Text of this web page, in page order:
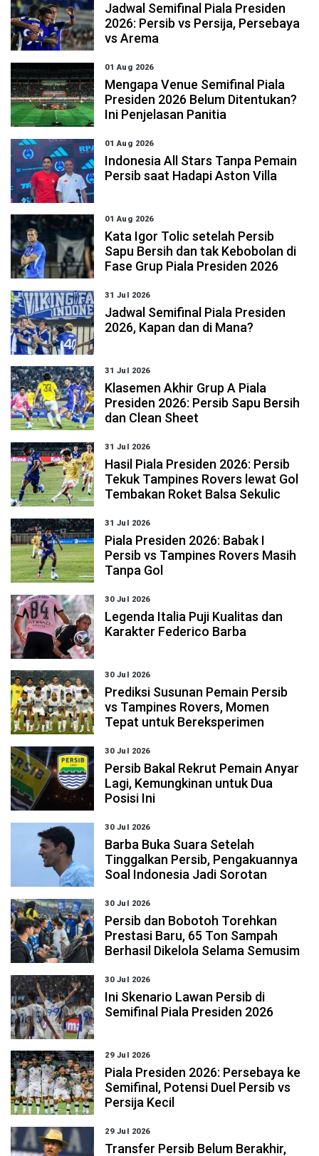
Jadwal Semifinal Piala Presiden
2026: Persib vs Persija, Persebaya
vs Arema
01 Aug 2026
Mengapa Venue Semifinal Piala
Presiden 2026 Belum Ditentukan?
Ini Penjelasan Panitia
01 Aug 2026
Indonesia All Stars Tanpa Pemain
Persib saat Hadapi Aston Villa
01 Aug 2026
Kata Igor Tolic setelah Persib
Sapu Bersih dan tak Kebobolan di
Fase Grup Piala Presiden 2026
31 Jul 2026
Jadwal Semifinal Piala Presiden
2026, Kapan dan di Mana?
31 Jul 2026
Klasemen Akhir Grup A Piala
Presiden 2026: Persib Sapu Bersih
dan Clean Sheet
31 Jul 2026
Hasil Piala Presiden 2026: Persib
Tekuk Tampines Rovers lewat Gol
Tembakan Roket Balsa Sekulic
31 Jul 2026
Piala Presiden 2026: Babak I
Persib vs Tampines Rovers Masih
Tanpa Gol
30 Jul 2026
Legenda Italia Puji Kualitas dan
Karakter Federico Barba
30 Jul 2026
Prediksi Susunan Pemain Persib
vs Tampines Rovers, Momen
Tepat untuk Bereksperimen
30 Jul 2026
Persib Bakal Rekrut Pemain Anyar
Lagi, Kemungkinan untuk Dua
Posisi Ini
30 Jul 2026
Barba Buka Suara Setelah
Tinggalkan Persib, Pengakuannya
Soal Indonesia Jadi Sorotan
30 Jul 2026
Persib dan Bobotoh Torehkan
Prestasi Baru, 65 Ton Sampah
Berhasil Dikelola Selama Semusim
30 Jul 2026
Ini Skenario Lawan Persib di
Semifinal Piala Presiden 2026
29 Jul 2026
Piala Presiden 2026: Persebaya ke
Semifinal, Potensi Duel Persib vs
Persija Kecil
29 Jul 2026
Transfer Persib Belum Berakhir,